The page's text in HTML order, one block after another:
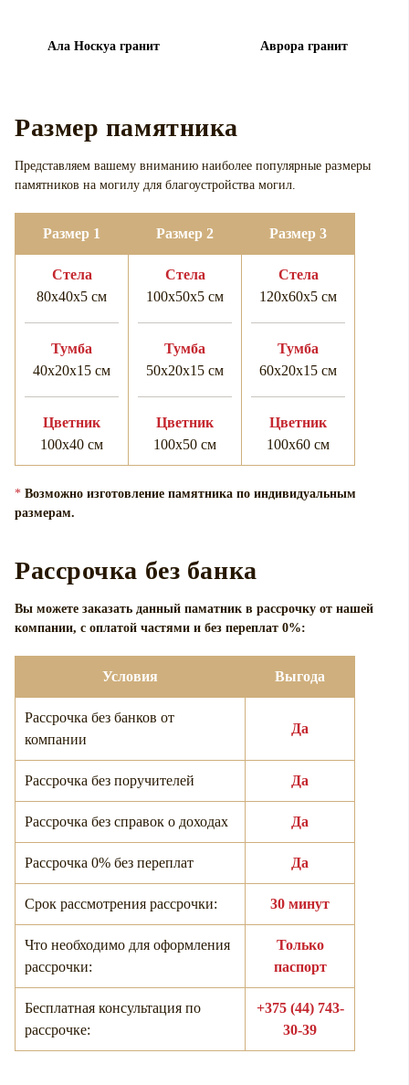
Ала Носкуа гранит Аврора гранит
Размер памятника
Представляем вашему вниманию наиболее популярные размеры
памятников на могилу для благоустройства могил.
Размер 1 Размер 2 Размер 3
Cтела
80х40х5 см
Тумба
40х20х15 см
Цветник
100х40 см
Cтела
100х50х5 см
Тумба
50х20х15 см
Цветник
100х50 см
Cтела
120х60х5 см
Тумба
60х20х15 см
Цветник
100х60 см
* Возможно изготовление памятника по индивидуальным
размерам.
Рассрочка без банка
Вы можете заказать данный паматник в рассрочку от нашей
компании, с оплатой частями и без переплат 0%:
Условия Выгода
Рассрочка без банков от
компании
Да
Рассрочка без поручителей Да
Рассрочка без справок о доходах Да
Рассрочка 0% без переплат Да
Срок рассмотрения рассрочки: 30 минут
Что необходимо для оформления
рассрочки:
Только
паспорт
Бесплатная консультация по
рассрочке:
+375 (44) 743-
30-39